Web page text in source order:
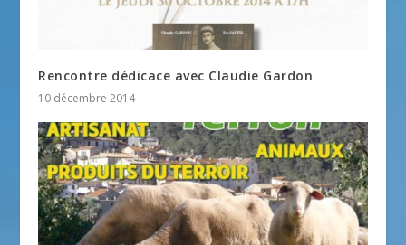
Rencontre dédicace avec Claudie Gardon
10 décembre 2014